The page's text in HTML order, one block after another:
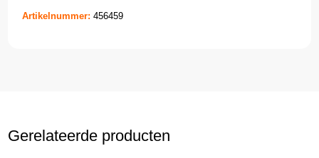
Artikelnummer: 456459
Gerelateerde producten